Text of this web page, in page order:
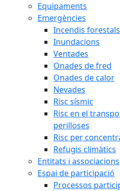
Equipaments
Emergències
Incendis forestals
Inundacions
Ventades
Onades de fred
Onades de calor
Nevades
Risc sísmic
Risc en el
perilloses
Risc per
Refugis climàtics
Entitats i associacions
Espai de participació
Processos